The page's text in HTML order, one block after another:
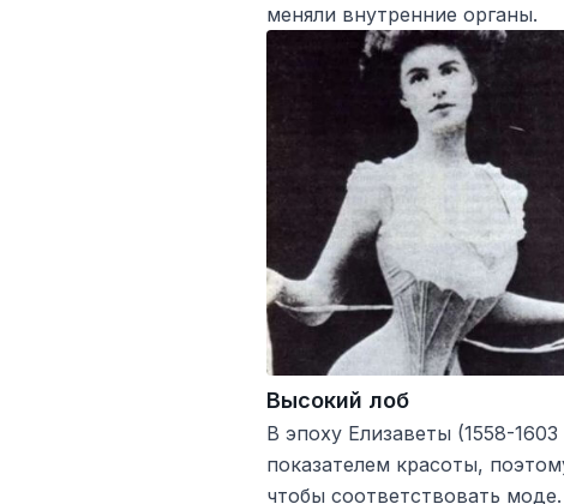
меняли внутренние органы.
Высокий лоб
В эпоху Елизаветы (1558-
показателем красоты,
чтобы соответствовать